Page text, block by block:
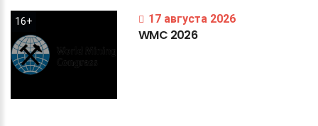
16+ 17 августа 2026
WMC 2026